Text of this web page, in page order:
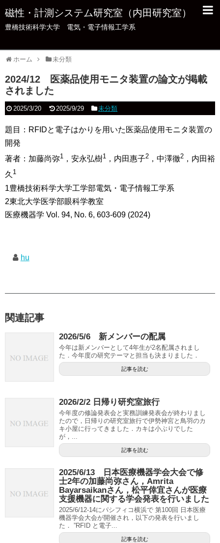
磁性・計測システム研究室（内田研究室）
豊橋技術科学大学 電気・電子情報工学系
ホーム 未分類
2024/12 医薬品使用モニタ装置の論文が掲載
されました
2025/3/20 2025/9/29 未分類
題目：RFIDと電子はかりを用いた医薬品使用モニタ装置の
開発
著者：加藤尚弥1 ，安永弘樹1 ，内田惠子2 ，中澤徹2 ，内田裕
久 1
1豊橋技術科学大学工学部電気・電子情報工学系
2東北大学医学部眼科学教室
医療機器学 Vol. 94, No. 6, 603-609 (2024)
hu
関連記事
2026/5/6 新メンバーの配属
今年は新メンバーとして4年生が2名配属されまし
た．今年度の研究テーマと担当も決まりました．
記事を読む
2026/2/2 日帰り研究室旅行
今年度の修論発表会と実務訓練発表会が終わりまし
たので，日帰りの研究室旅行で伊勢神宮と鳥羽のカ
キ小屋に行ってきました．カキは小ぶりでした
が，...
記事を読む
2025/6/13 日本医療機器学会大会で修
士2年の加藤尚弥さん，Amrita
Bayarsaikanさん，松平倖宜さんが医療
支援機器に関する学会発表を行いました
2025/6/12-14にパシフィコ横浜で 第100回 日本医療
機器学会大会が開催され，以下の発表を行いまし
た． ”RFID と電子...
記事を読む